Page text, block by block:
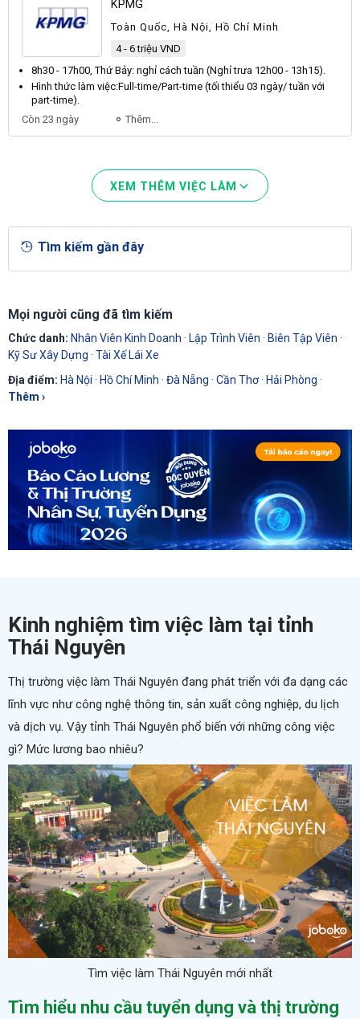
KPMG
Toàn Quốc, Hà Nội, Hồ Chí Minh
4 - 6 triệu VND
8h30 - 17h00,Thứ Bảy: nghỉ cách tuần (Nghỉtrưa 12h00 - 13h15).
Hình thức làm việc:Full -time/Part-time (tối thiểu 03 ngày/ tuần với
part-time).
Còn 23 ngày
Thêm...
XEM THÊM VIỆC LÀM
Tìm kiếm gần đây
Mọi người cũng đã tìm kiếm
Chức danh: Nhân Viên Kinh Doanh · Lập Trình Viên · Biên Tập Viên ·
Kỹ Sư Xây Dựng · Tài Xế Lái Xe
Địa điểm: Hà Nội · Hồ Chí Minh · Đà Nẵng · Cần Thơ· Hải Phòng ·
Thêm ›
Kinh nghiệm tìm việc làm tại tỉnh
Thái Nguyên
Thị trường việc làm Thái Nguyên đang phát triển với đa dạng các
lĩnh vực như công nghệ thông tin, sản xuất công nghiệp, du lịch
và dịch vụ. Vậy tỉnh Thái Nguyên phổ biến với những công việc
gì? Mức lương bao nhiêu?
Tìm việc làm Thái Nguyên mới nhất
Tìm hiểu nhu cầu tuyển dụng và thị trường